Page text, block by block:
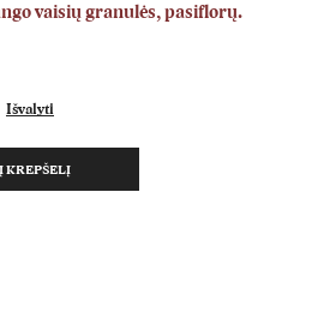
vaisių granulės, pasiflorų.
Išvalyti
Į KREPŠELĮ